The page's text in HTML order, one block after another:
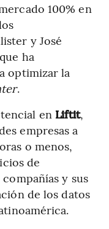
100% en
y José
ha
optimizar la
.
en Liftit,
empresas a
o menos,
de
y sus
de los datos